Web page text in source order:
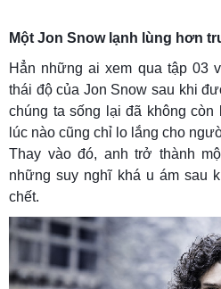
Một Jon Snow lạnh lùng hơn
Hẳn những ai xem qua tập 03
thái độ của Jon Snow sau khi
chúng ta sống lại đã không còn
lúc nào cũng chỉ lo lắng cho
Thay vào đó, anh trở thành
những suy nghĩ khá u ám sau
chết.